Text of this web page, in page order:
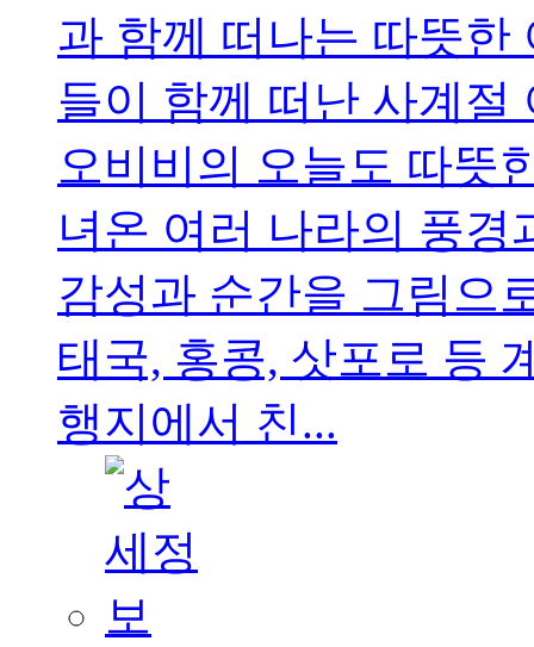
과 함께 떠나는 따뜻한
들이 함께 떠난 사계절
오비비의 오늘도 따뜻
녀온 여러 나라의 풍
감성과 순간을 그림으
태국, 홍콩, 삿포로 등
행지에서 친...